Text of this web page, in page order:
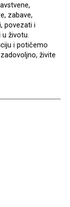
zabave,
povezati i
u životu.
i potičemo
živite